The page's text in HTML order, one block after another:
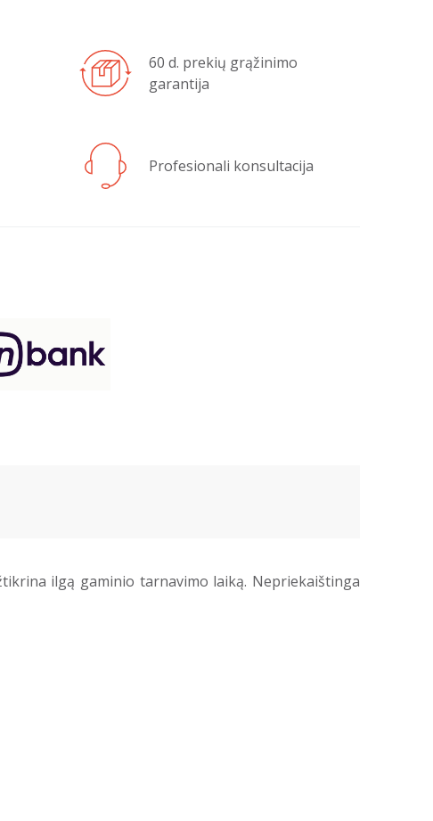
60 d. prekių grąžinimo
garantija
Profesionali konsultacija
ilgą gaminio tarnavimo laiką. Nepriekaištinga